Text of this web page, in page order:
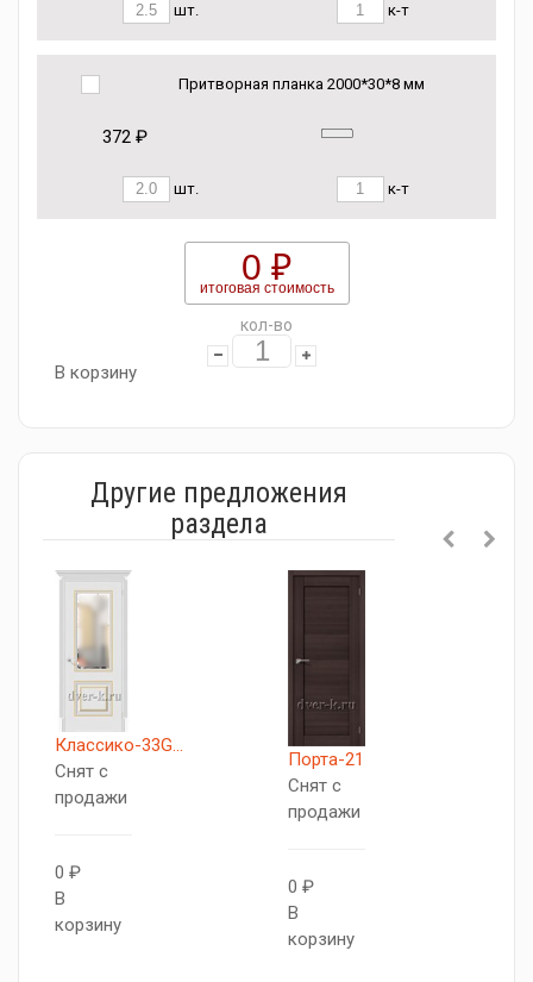
шт. к-т
Притворная планка 2000*30*8 мм
372 ₽
шт. к-т
0 ₽
итоговая стоимость
кол-во
В корзину
Другие предложения
раздела
Классико-33G...
Снят с
продажи
0 ₽
В
корзину
Порта-21
Снят с
продажи
0 ₽
В
корзину